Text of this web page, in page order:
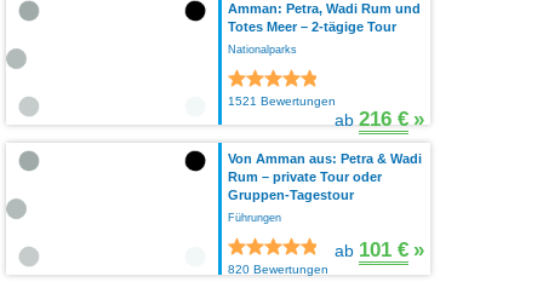
Amman: Petra, Wadi Rum und
Totes Meer – 2-tägige Tour
Nationalparks
1521 Bewertungen
ab 216 € »
Von Amman aus: Petra & Wadi
Rum – private Tour oder
Gruppen-Tagestour
Führungen
820 Bewertungen
ab 101 € »